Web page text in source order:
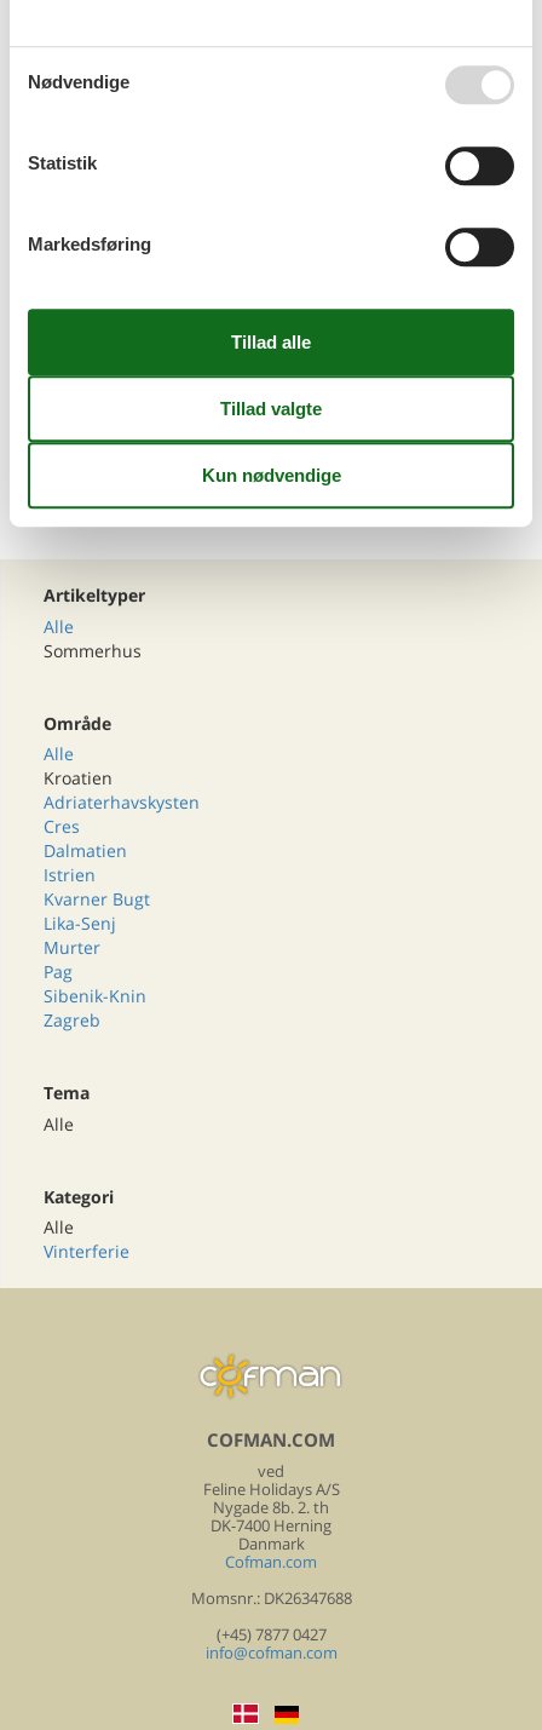
Sommerhus i Omisalj
Sommerhus på Krk
Sommerhus i Baska
3 4 5
Artikeltyper
Alle
Sommerhus
Område
Alle
Kroatien
Adriaterhavskysten
Cres
Dalmatien
Istrien
Kvarner Bugt
Lika-Senj
Murter
Pag
Sibenik-Knin
Zagreb
Tema
Alle
Kategori
Alle
Vinterferie
COFMAN.COM
ved
Feline Holidays A/S
Nygade 8b. 2. th
DK-7400 Herning
Danmark
Cofman.com
Momsnr.: DK26347688
(+45) 7877 0427
info@cofman.com
Nødvendige
Statistik
Markedsføring